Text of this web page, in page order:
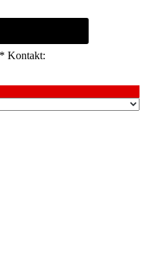
Kontakt: